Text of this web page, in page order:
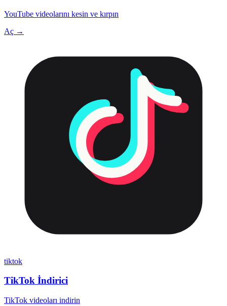
YouTube videolarını kesin ve kırpın
Aç →
tiktok
TikTok İndirici
TikTok videoları indirin